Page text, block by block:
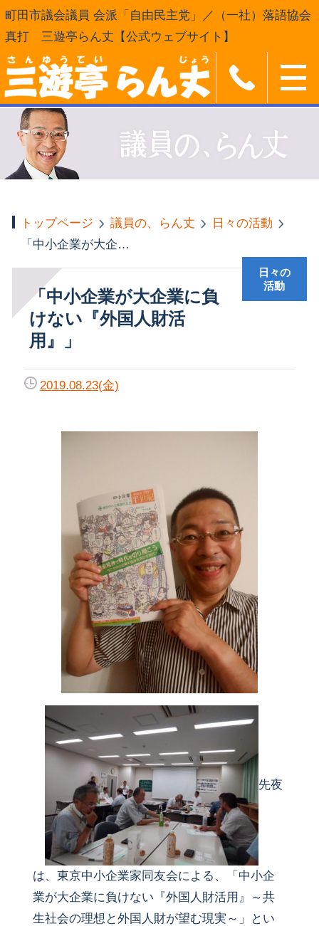
町田市議会議員 会派「自由民主党」／（一社）落語協会
真打 三遊亭らん丈【公式ウェブサイト】
トップページ 議員の、らん丈
日々の活動
「中小企業が大企業に負けない『外国人財活用』」
「中小企業が大企業に負
けない『外国人財活
用』」
日々の
活動
2019.08.23(金)
先夜
は、東京中小企業家同友会による、「中小企
業が大企業に負けない『外国人財活用』～共
生社会の理想と外国人財が望む現実～」とい